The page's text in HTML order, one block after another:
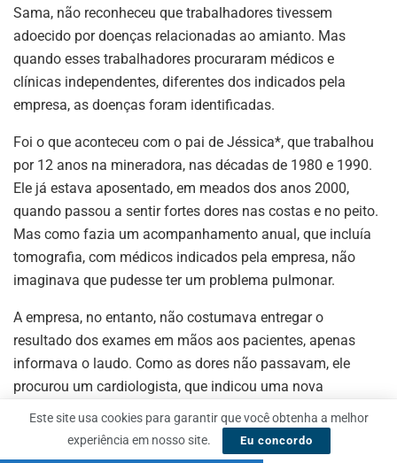
Sama, não reconheceu que trabalhadores tivessem
adoecido por doenças relacionadas ao amianto. Mas
quando esses trabalhadores procuraram médicos e
clínicas independentes, diferentes dos indicados pela
empresa, as doenças foram identificadas.
Foi o que aconteceu com o pai de Jéssica*, que trabalhou
por 12 anos na mineradora, nas décadas de 1980 e 1990.
Ele já estava aposentado, em meados dos anos 2000,
quando passou a sentir fortes dores nas costas e no peito.
Mas como fazia um acompanhamento anual, que incluía
tomografia, com médicos indicados pela empresa, não
imaginava que pudesse ter um problema pulmonar.
A empresa, no entanto, não costumava entregar o
resultado dos exames em mãos aos pacientes, apenas
informava o laudo. Como as dores não passavam, ele
procurou um cardiologista, que indicou uma nova
tomografia. O exame revelou um tumor no pulmão que,
segundo os médicos, já estava lá havia pelo menos cinco
anos – sem que nada tivesse sido diagnosticado nas
Este site usa cookies para garantir que você obtenha a melhor
experiência em nosso site.
Eu concordo